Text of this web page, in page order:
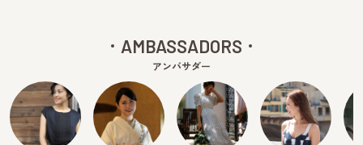
AMBASSADORS
アンバサダー